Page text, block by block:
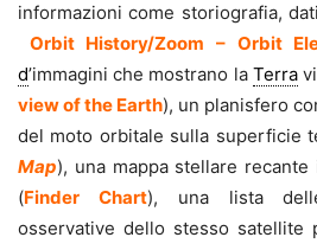
informazioni come storiografia,
Orbit History/Zoom – Orbit
d’immagini che mostrano la Terra
view of the Earth), un planisfero
del moto orbitale sulla superficie
Map), una mappa stellare
(Finder Chart), una lista
osservative dello stesso satellite